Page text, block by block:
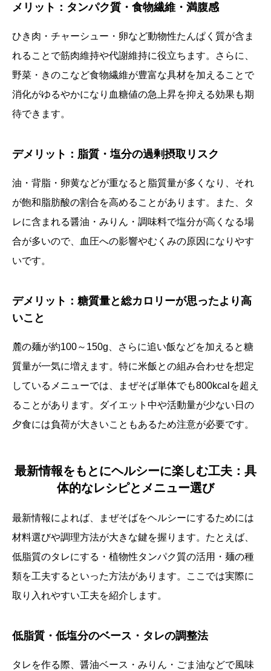
メリット：タンパク質・食物繊維・満腹感
ひき肉・チャーシュー・卵など動物性たんぱく質が含ま
れることで筋肉維持や代謝維持に役立ちます。さらに、
野菜・きのこなど食物繊維が豊富な具材を加えることで
消化がゆるやかになり血糖値の急上昇を抑える効果も期
待できます。
デメリット：脂質・塩分の過剰摂取リスク
油・背脂・卵黄などが重なると脂質量が多くなり、それ
が飽和脂肪酸の割合を高めることがあります。また、タ
レに含まれる醤油・みりん・調味料で塩分が高くなる場
合が多いので、血圧への影響やむくみの原因になりやす
いです。
デメリット：糖質量と総カロリーが思ったより高
いこと
麓の麺が約100～150g、さらに追い飯などを加えると糖
質量が一気に増えます。特に米飯との組み合わせを想定
しているメニューでは、まぜそば単体でも800kcalを超え
ることがあります。ダイエット中や活動量が少ない日の
夕食には負荷が大きいこともあるため注意が必要です。
最新情報をもとにヘルシーに楽しむ工夫：具
体的なレシピとメニュー選び
最新情報によれば、まぜそばをヘルシーにするためには
材料選びや調理方法が大きな鍵を握ります。たとえば、
低脂質のタレにする・植物性タンパク質の活用・麺の種
類を工夫するといった方法があります。ここでは実際に
取り入れやすい工夫を紹介します。
低脂質・低塩分のベース・タレの調整法
タレを作る際、醤油ベース・みりん・ごま油などで風味